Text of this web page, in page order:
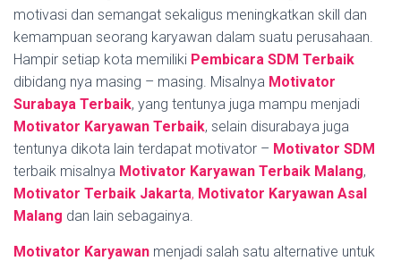
motivasi dan semangat sekaligus meningkatkan skill dan
kemampuan seorang karyawan dalam suatu perusahaan.
Hampir setiap kota memiliki Pembicara SDM Terbaik
dibidang nya masing – masing. Misalnya Motivator
Surabaya Terbaik, yang tentunya juga mampu menjadi
Motivator Karyawan Terbaik, selain disurabaya juga
tentunya dikota lain terdapat motivator – Motivator SDM
terbaik misalnya Motivator Karyawan Terbaik Malang,
Motivator Terbaik Jakarta, Motivator Karyawan Asal
Malang dan lain sebagainya.
Motivator Karyawan menjadi salah satu alternative untuk